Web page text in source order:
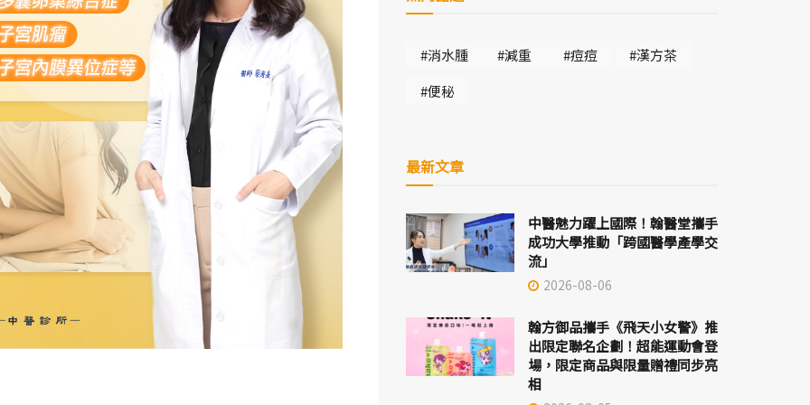
#消水腫 #減重 #痘痘
#漢方茶
#便秘
最新文章
中醫魅力躍上國際！翰醫堂攜手
成功大學推動「跨國醫學產學交
流」
2026-08-06
翰方御品攜手《飛天小女警》推
出限定聯名企劃！超能運動會登
場，限定商品與限量贈禮同步亮
相